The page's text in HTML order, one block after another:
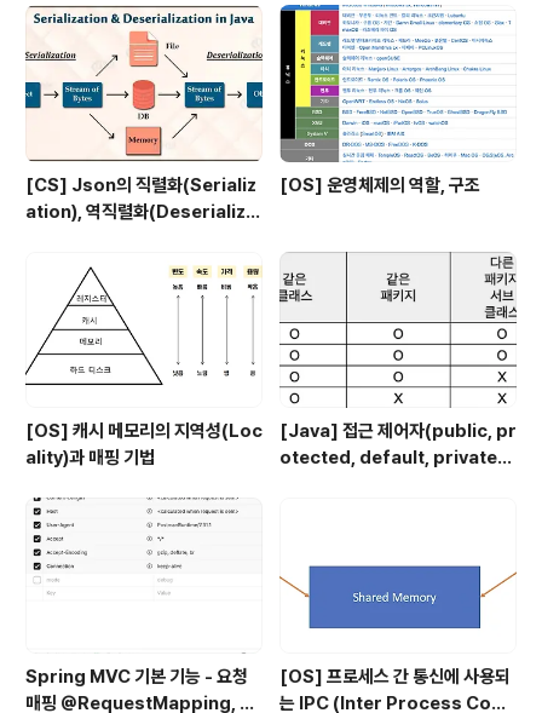
[CS] Json의 직렬화(Serializ
ation), 역직렬화(Deserializa
[OS] 운영체제의 역할, 구조
[OS] 캐시 메모리의 지역성(Loc
ality)과 매핑 기법
[Java] 접근 제어자(public, pr
otected, default, private)
Spring MVC 기본 기능 - 요청
매핑 @RequestMapping, @
[OS] 프로세스 간 통신에 사용되
는 IPC (Inter Process Com